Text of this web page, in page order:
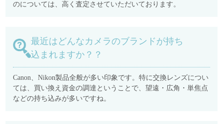
のについては、高く査定させていただいております。
最近はどんなカメラのブランドが持ち
込まれますか？？
Canon、Nikon製品全般が多い印象です。特に交換レンズについ
ては、買い換え資金の調達ということで、望遠・広角・単焦点
などの持ち込みが多いですね。